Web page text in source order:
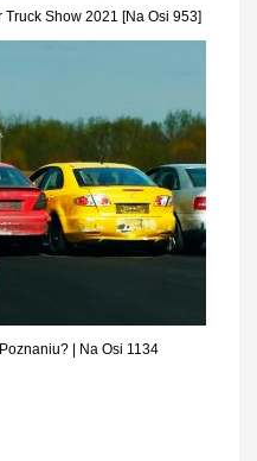
Truck Show 2021 [Na Osi 953]
| Na Osi 1134